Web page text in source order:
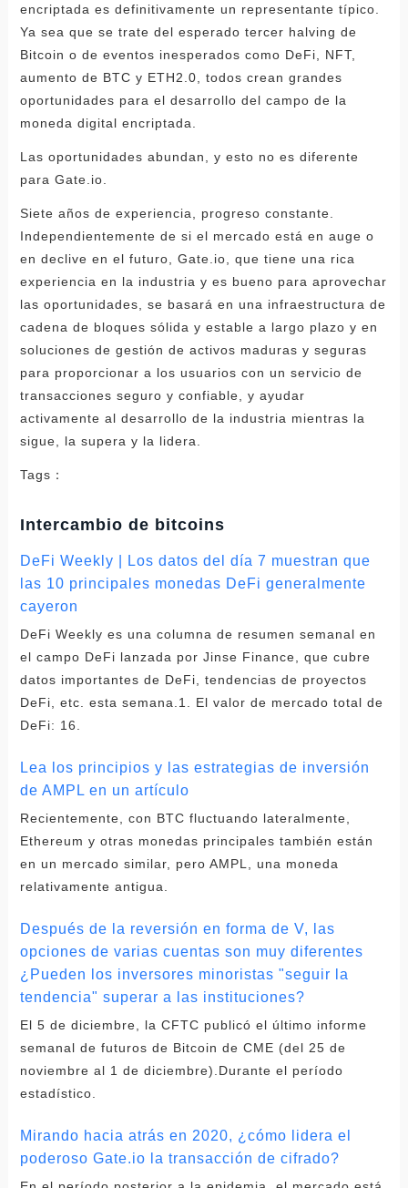
encriptada es definitivamente un representante típico.
Ya sea que se trate del esperado tercer halving de
Bitcoin o de eventos inesperados como DeFi, NFT,
aumento de BTC y ETH2.0, todos crean grandes
oportunidades para el desarrollo del campo de la
moneda digital encriptada.
Las oportunidades abundan, y esto no es diferente
para Gate.io.
Siete años de experiencia, progreso constante.
Independientemente de si el mercado está en auge o
en declive en el futuro, Gate.io, que tiene una rica
experiencia en la industria y es bueno para aprovechar
las oportunidades, se basará en una infraestructura de
cadena de bloques sólida y estable a largo plazo y en
soluciones de gestión de activos maduras y seguras
para proporcionar a los usuarios con un servicio de
transacciones seguro y confiable, y ayudar
activamente al desarrollo de la industria mientras la
sigue, la supera y la lidera.
Tags：
Intercambio de bitcoins
DeFi Weekly | Los datos del día 7 muestran que
las 10 principales monedas DeFi generalmente
cayeron
DeFi Weekly es una columna de resumen semanal en
el campo DeFi lanzada por Jinse Finance, que cubre
datos importantes de DeFi, tendencias de proyectos
DeFi, etc. esta semana.1. El valor de mercado total de
DeFi: 16.
Lea los principios y las estrategias de inversión
de AMPL en un artículo
Recientemente, con BTC fluctuando lateralmente,
Ethereum y otras monedas principales también están
en un mercado similar, pero AMPL, una moneda
relativamente antigua.
Después de la reversión en forma de V, las
opciones de varias cuentas son muy diferentes
¿Pueden los inversores minoristas "seguir la
tendencia" superar a las instituciones?
El 5 de diciembre, la CFTC publicó el último informe
semanal de futuros de Bitcoin de CME (del 25 de
noviembre al 1 de diciembre).Durante el período
estadístico.
Mirando hacia atrás en 2020, ¿cómo lidera el
poderoso Gate.io la transacción de cifrado?